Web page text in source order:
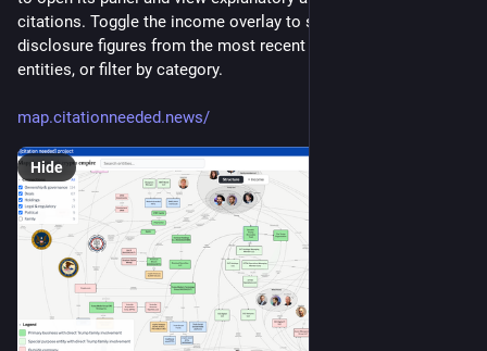
citations. Toggle the income overlay to see financial-
disclosure figures from the most recent filings. Search for
entities, or filter by category.
map.citationneeded.news/
Hide